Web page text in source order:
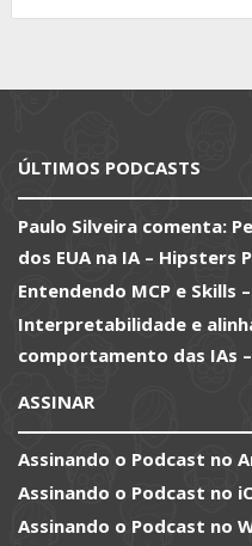
ÚLTIMOS PODCASTS
Paulo Silveira comenta:
dos EUA na IA – Hipsters
Entendendo MCP e Skills
Interpretabilidade e
comportamento das IAs
ASSINAR
Assinando o Podcast no
Assinando o Podcast no
Assinando o Podcast no